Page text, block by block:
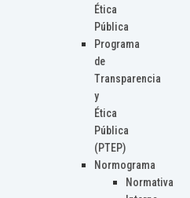
Ética
Pública
Programa
de
Transparencia
y
Ética
Pública
(PTEP)
Normograma
Normativa